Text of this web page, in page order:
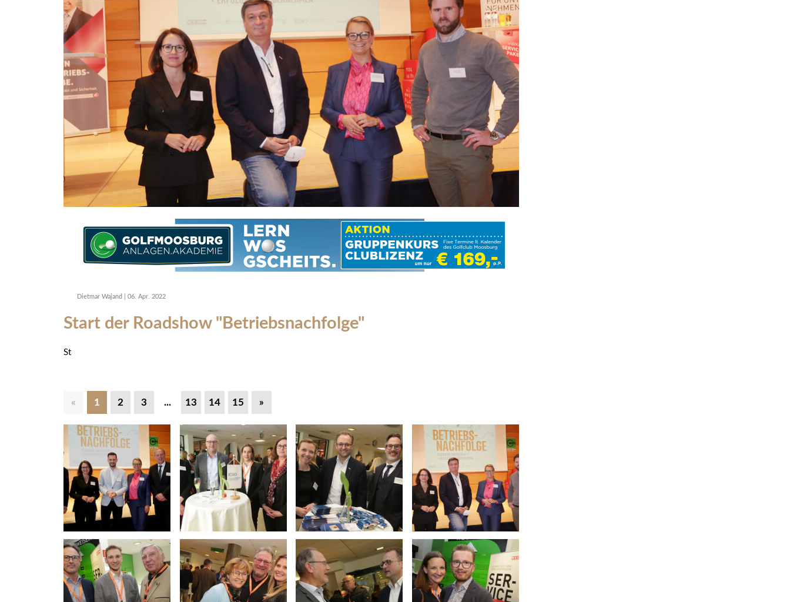
Dietmar Wajand 06. Apr. 2022
Start der Roadshow "Betriebsnachfolge"
St
« 1 2 3 ... 13 14 15 »